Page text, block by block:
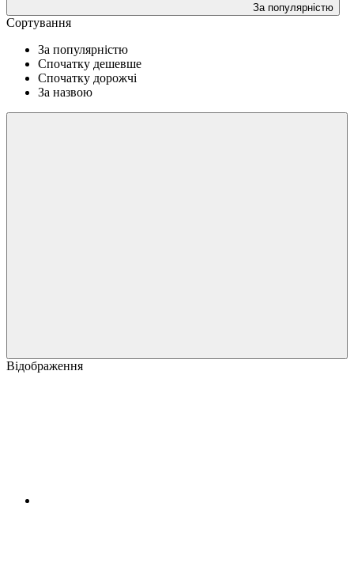
За популярністю
Сортування
За популярністю
Спочатку дешевше
Спочатку дорожчі
За назвою
Відображення